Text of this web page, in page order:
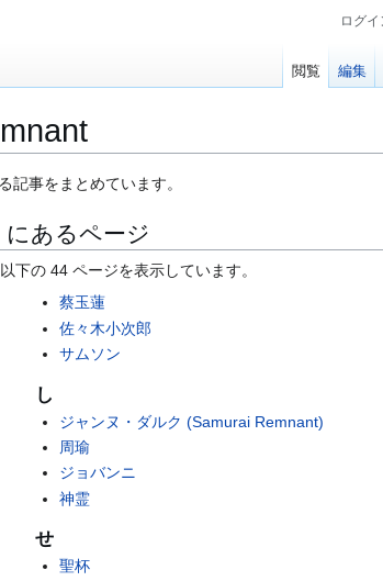
記事をまとめています。
あるページ
下の 44 ページを表示しています。
蔡玉蓮
佐々木小次郎
サムソン
し
ジャンヌ・ダルク (Samurai Remnant)
周瑜
ジョバンニ
神霊
せ
聖杯
ログ
閲覧 編集